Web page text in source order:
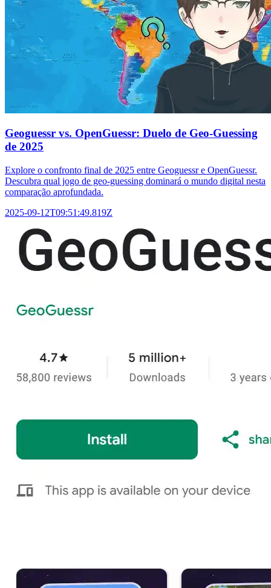
Geoguessr vs. OpenGuessr: Duelo de Geo-Guessing
de 2025
Explore o confronto final de 2025 entre Geoguessr e OpenGuessr.
Descubra qual jogo de geo-guessing dominará o mundo digital nesta
comparação aprofundada.
2025-09-12T09:51:49.819Z